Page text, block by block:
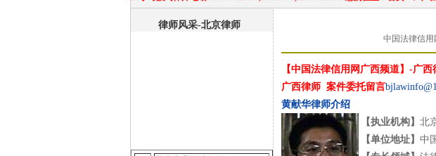
律师风采-北京律师
中国法律信
【中国法律信用网广西频道】-广
广西律师 案件委托留言
黄献华律师介绍
【执业机构】 北
【单位地址】 中